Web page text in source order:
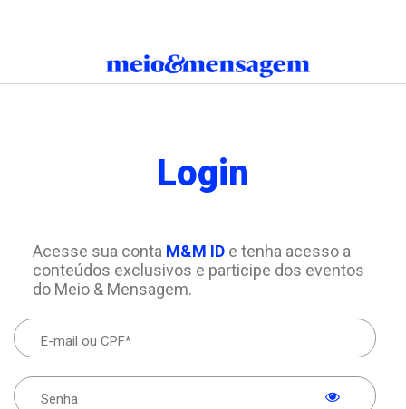
Login
Acesse sua conta M&M IDe tenha acesso a
conteúdos exclusivos e participe dos eventos
do Meio & Mensagem.